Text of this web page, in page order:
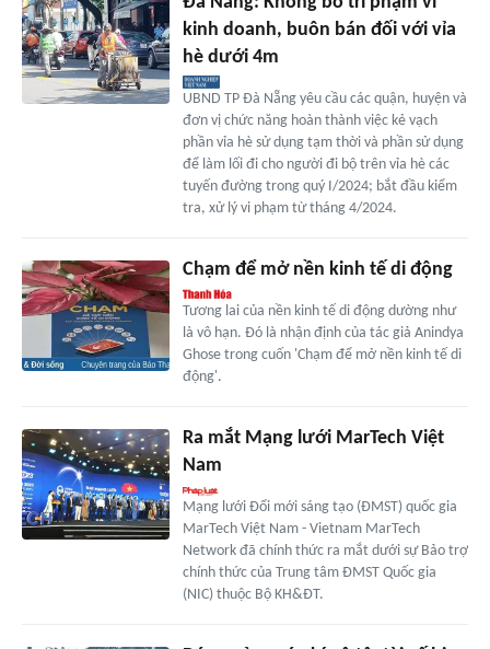
kinh doanh, buôn bán đối với vỉa
hè dưới 4m
UBND TP Đà Nẵng yêu cầu các quận, huyện và
đơn vị chức năng hoàn thành việc kẻ vạch
phần vỉa hè sử dụng tạm thời và phần sử dụng
để làm lối đi cho người đi bộ trên vỉa hè các
tuyến đường trong quý I/2024; bắt đầu kiểm
tra, xử lý vi phạm từ tháng 4/2024.
Chạm để mở nền kinh tế di động
Tương lai của nền kinh tế di động dường như
là vô hạn. Đó là nhận định của tác giả Anindya
Ghose trong cuốn 'Chạm để mở nền kinh tế di
động'.
Ra mắt Mạng lưới MarTech Việt
Nam
Mạng lưới Đổi mới sáng tạo (ĐMST) quốc gia
MarTech Việt Nam - Vietnam MarTech
Network đã chính thức ra mắt dưới sự Bảo trợ
chính thức của Trung tâm ĐMST Quốc gia
(NIC) thuộc Bộ KH&ĐT.